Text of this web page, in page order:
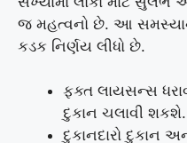
જ મહત્વનો છે. આ સમસ્યાનું
કડક નિર્ણય લીધો છે.
ફક્ત લાયસન્સ
દુકાન ચલાવી શકશે.
દુકાનદારો દુકાન